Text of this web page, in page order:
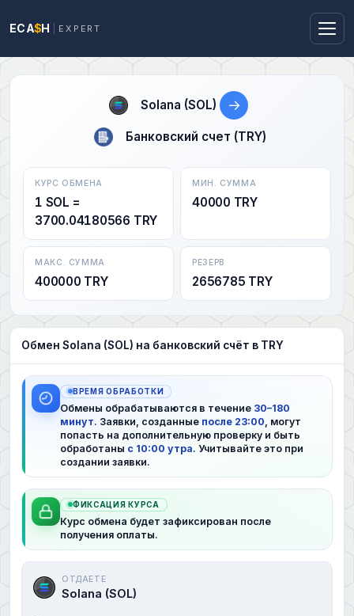
ECA$H EXPERT
Solana (SOL) →
Банковский счет (TRY)
КУРС ОБМЕНА
1 SOL =
3700.04180566 TRY
МИН. СУММА
40000 TRY
МАКС. СУММА
400000 TRY
РЕЗЕРВ
2656785 TRY
Обмен Solana (SOL) на банковский счёт в TRY
ВРЕМЯ ОБРАБОТКИ
Обмены обрабатываются в течение 30–180
минут. Заявки, созданные после 23:00 , могут
попасть на дополнительную проверку и быть
обработаны с 10:00 утра. Учитывайте это при
создании заявки.
ФИКСАЦИЯ КУРСА
Курс обмена будет зафиксирован после
получения оплаты.
ОТДАЕТЕ
Solana (SOL)